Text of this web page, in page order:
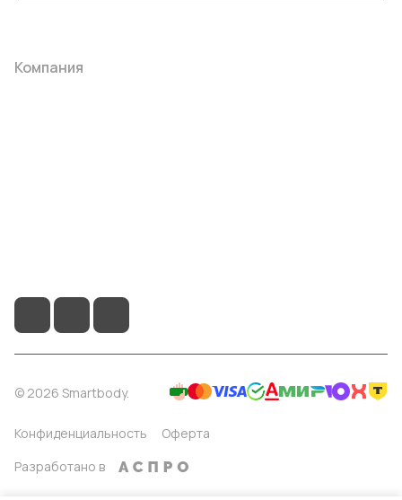
Компания
© 2026 Smartbody.
Конфиденциальность
Оферта
Разработано в